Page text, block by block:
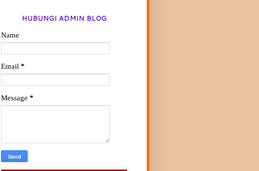
HUBUNGI ADMIN BLOG
Name
Email *
Message *